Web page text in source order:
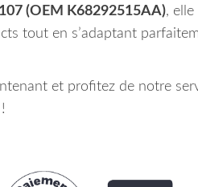
(OEM K68292515AA), elle
tout en s’adaptant
et profitez de notre